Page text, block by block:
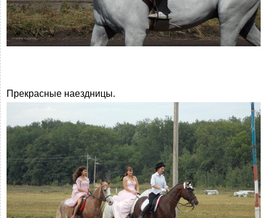
Прекрасные наездницы.